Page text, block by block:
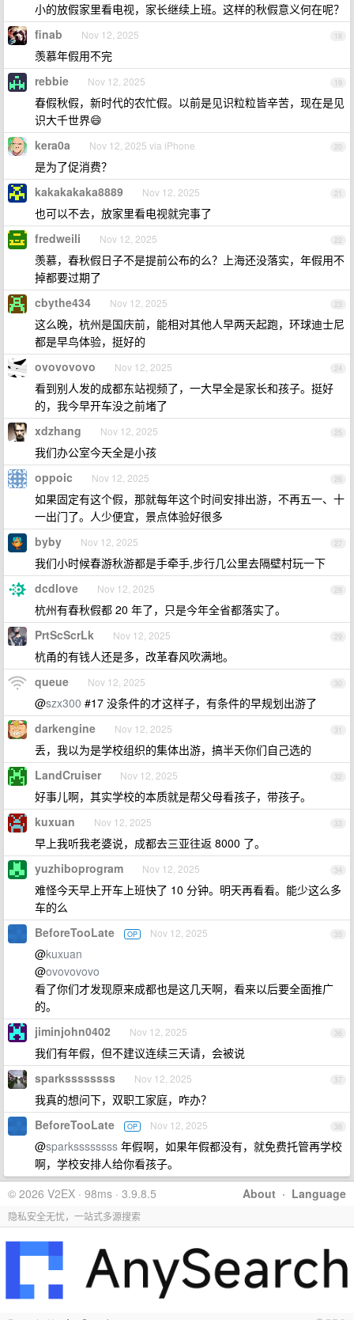
小的放假家里看电视，家长继续上班。这样的秋假意义何在呢？
18
finab Nov 12, 2025
羡慕年假用不完
19
rebbie Nov 12, 2025
春假秋假，新时代的农忙假。以前是见识粒粒皆辛苦，现在是见
识大千世界😄
20
kera0a Nov 12, 2025 via iPhone
是为了促消费？
21
kakakakaka8889 Nov 12, 2025
也可以不去，放家里看电视就完事了
22
fredweili Nov 12, 2025
羡慕，春秋假日子不是提前公布的么？上海还没落实，年假用不
掉都要过期了
23
cbythe434 Nov 12, 2025
这么晚，杭州是国庆前，能相对其他人早两天起跑，环球迪士尼
都是早鸟体验，挺好的
24
ovovovovo Nov 12, 2025
看到别人发的成都东站视频了，一大早全是家长和孩子。挺好
的，我今早开车没之前堵了
25
xdzhang Nov 12, 2025
我们办公室今天全是小孩
26
oppoic Nov 12, 2025
如果固定有这个假，那就每年这个时间安排出游，不再五一、十
一出门了。人少便宜，景点体验好很多
27
byby Nov 12, 2025
我们小时候春游秋游都是手牵手,步行几公里去隔壁村玩一下
28
dcdlove Nov 12, 2025
杭州有春秋假都 20 年了，只是今年全省都落实了。
29
PrtScScrLk Nov 12, 2025
杭甬的有钱人还是多，改革春风吹满地。
30
queue Nov 12, 2025
@szx300 #17 没条件的才这样子，有条件的早规划出游了
31
darkengine Nov 12, 2025
丢，我以为是学校组织的集体出游，搞半天你们自己选的
32
LandCruiser Nov 12, 2025
好事儿啊，其实学校的本质就是帮父母看孩子，带孩子。
33
kuxuan Nov 12, 2025
早上我听我老婆说，成都去三亚往返 8000 了。
34
yuzhiboprogram Nov 12, 2025
难怪今天早上开车上班快了 10 分钟。明天再看看。能少这么多
车的么
35
BeforeTooLate OP Nov 12, 2025
@kuxuan
@ovovovovo
看了你们才发现原来成都也是这几天啊，看来以后要全面推广
的。
36
jiminjohn0402 Nov 12, 2025
我们有年假，但不建议连续三天请，会被说
37
sparkssssssss Nov 12, 2025
我真的想问下，双职工家庭，咋办？
38
BeforeTooLate OP Nov 12, 2025
@sparkssssssss 年假啊，如果年假都没有，就免费托管再学校
啊，学校安排人给你看孩子。
About · Language
© 2026 V2EX · 98ms · 3.9.8.5
隐私安全无忧，一站式多源搜索